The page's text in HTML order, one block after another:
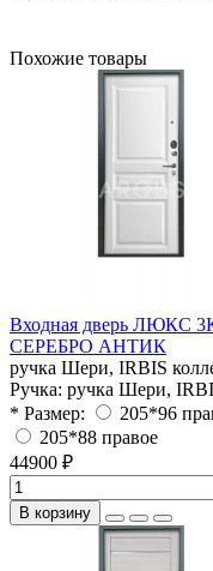
Похожие товары
Входная дверь
СЕРЕБРО АНТИК
ручка Шери, IRBIS
Ручка: ручка Шери,
* Размер:
205*96
205*88 правое
44900 ₽
В корзину